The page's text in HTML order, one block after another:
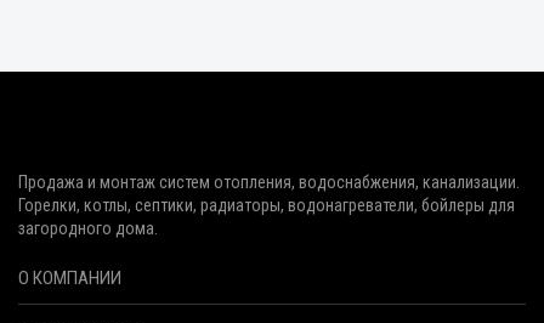
Продажа и монтаж систем отопления, водоснабжения, канализации.
Горелки, котлы, септики, радиаторы, водонагреватели, бойлеры для
загородного дома.
О КОМПАНИИ